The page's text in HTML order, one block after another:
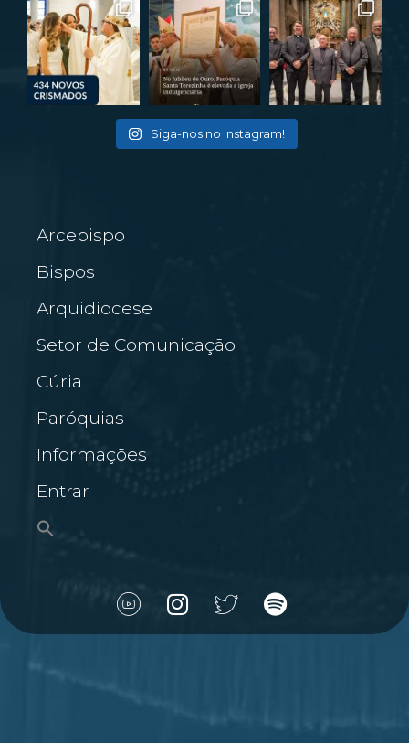
Siga-nos no Instagram!
Arcebispo
Bispos
Arquidiocese
Setor de Comunicação
Cúria
Paróquias
Informações
Entrar